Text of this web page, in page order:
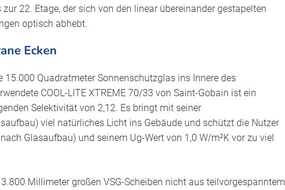
22. Etage, der sich von den linear übereinander gestapelten
optisch abhebt.
Ecken
Quadratmeter Sonnenschutzglas ins Innere des
COOL-LITE XTREME 70/33 von Saint-Gobain ist ein
Selektivität von 2,12. Es bringt mit seiner
viel natürliches Licht ins Gebäude und schützt die Nutzer
Glasaufbau) und seinem Ug-Wert von 1,0 W/m²K vor zu viel
Millimeter großen VSG-Scheiben nicht aus teilvorgespanntem